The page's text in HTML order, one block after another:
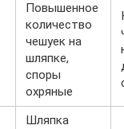
Повышенное
количество
чешуек на
шляпке,
споры
охряные
Шляпка